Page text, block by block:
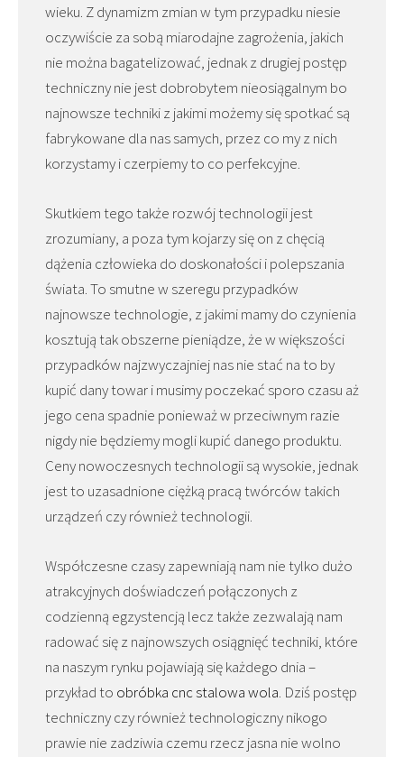
wieku. Z dynamizm zmian w tym przypadku niesie
oczywiście za sobą miarodajne zagrożenia, jakich
nie można bagatelizować, jednak z drugiej postęp
techniczny nie jest dobrobytem nieosiągalnym bo
najnowsze techniki z jakimi możemy się spotkać są
fabrykowane dla nas samych, przez co my z nich
korzystamy i czerpiemy to co perfekcyjne.
Skutkiem tego także rozwój technologii jest
zrozumiany, a poza tym kojarzy się on z chęcią
dążenia człowieka do doskonałości i polepszania
świata. To smutne w szeregu przypadków
najnowsze technologie, z jakimi mamy do czynienia
kosztują tak obszerne pieniądze, że w większości
przypadków najzwyczajniej nas nie stać na to by
kupić dany towar i musimy poczekać sporo czasu aż
jego cena spadnie ponieważ w przeciwnym razie
nigdy nie będziemy mogli kupić danego produktu.
Ceny nowoczesnych technologii są wysokie, jednak
jest to uzasadnione ciężką pracą twórców takich
urządzeń czy również technologii.
Współczesne czasy zapewniają nam nie tylko dużo
atrakcyjnych doświadczeń połączonych z
codzienną egzystencją lecz także zezwalają nam
radować się z najnowszych osiągnięć techniki, które
na naszym rynku pojawiają się każdego dnia –
przykład to obróbka cnc stalowa wola. Dziś postęp
techniczny czy również technologiczny nikogo
prawie nie zadziwia czemu rzecz jasna nie wolno